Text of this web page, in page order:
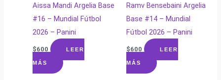
Aissa Mandi Argelia Base
#16 – Mundial Fútbol
2026 – Panini
$600 LEER
MÁS
Ramv Bensebaini Argelia
Base #14 – Mundial
Fútbol 2026 – Panini
$600 LEER
MÁS